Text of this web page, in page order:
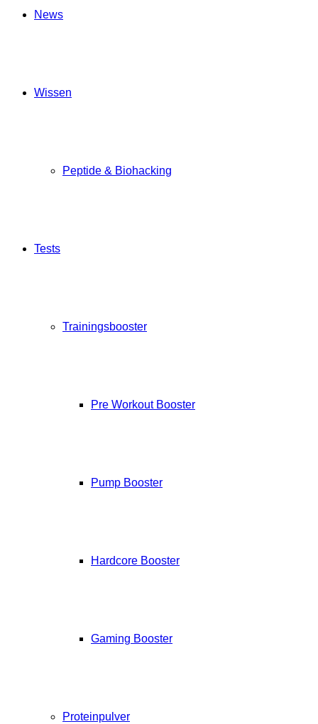
News
Wissen
Peptide & Biohacking
Tests
Trainingsbooster
Pre Workout Booster
Pump Booster
Hardcore Booster
Gaming Booster
Proteinpulver